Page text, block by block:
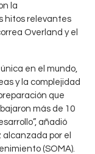
la
hitos relevantes
Overland y el
en el mundo,
y la complejidad
que
más de 10
añadió
por el
(SOMA).